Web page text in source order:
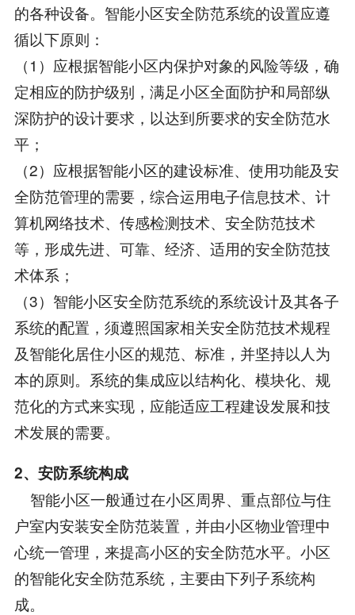
的各种设备。智能小区安全防范系统的设置应遵
循以下原则：
（1）应根据智能小区内保护对象的风险等级，确
定相应的防护级别，满足小区全面防护和局部纵
深防护的设计要求，以达到所要求的安全防范水
平；
（2）应根据智能小区的建设标准、使用功能及安
全防范管理的需要，综合运用电子信息技术、计
算机网络技术、传感检测技术、安全防范技术
等，形成先进、可靠、经济、适用的安全防范技
术体系；
（3）智能小区安全防范系统的系统设计及其各子
系统的配置，须遵照国家相关安全防范技术规程
及智能化居住小区的规范、标准，并坚持以人为
本的原则。系统的集成应以结构化、模块化、规
范化的方式来实现，应能适应工程建设发展和技
术发展的需要。
2、安防系统构成
智能小区一般通过在小区周界、重点部位与住
户室内安装安全防范装置，并由小区物业管理中
心统一管理，来提高小区的安全防范水平。小区
的智能化安全防范系统，主要由下列子系统构
成。